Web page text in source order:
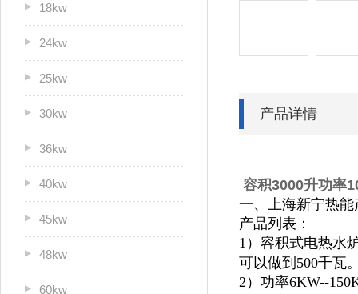
18kw
24kw
25kw
30kw
36kw
40kw
45kw
48kw
60kw
产品详情
容积3000升功率
一、上海新宁热
产品列表：
1）容积式电热水
可以做到500千瓦
2）功率6KW--